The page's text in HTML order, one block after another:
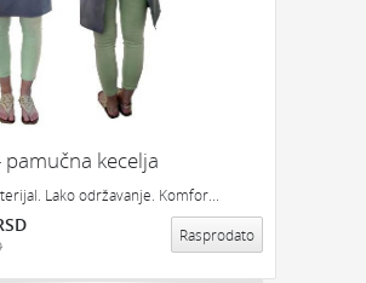
pamučna kecelja
Lako održavanje. Komfor...
Rasprodato